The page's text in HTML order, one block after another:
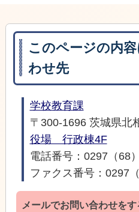
このページの内
わせ先
学校教育課
〒300-1696 茨城県北
役場 行政棟4F
電話番号：0297（68
ファクス番号：0297
メールでお問い合わせをす